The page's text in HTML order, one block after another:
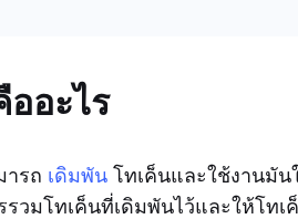
อะไร
ารถ เดิมพัน โทเค็นและใช้งานมัน
วมโทเค็นที่เดิมพันไว้และให้โทเ